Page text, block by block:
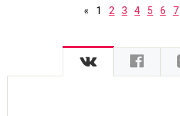
« 1 2 3 4 5 6 7